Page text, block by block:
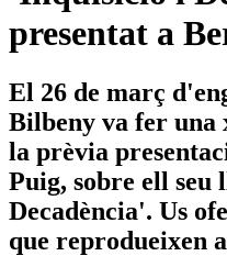
presentat a
El 26 de març
Bilbeny va fer una
la prèvia
Puig, sobre ell
Decadència'. Us
que reprodueixen